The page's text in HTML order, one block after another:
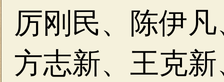
厉刚民、陈伊
方志新、王克